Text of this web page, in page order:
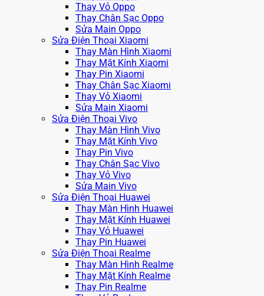
Thay Vỏ Oppo
Thay Chân Sạc Oppo
Sửa Main Oppo
Sửa Điện Thoại Xiaomi
Thay Màn Hình Xiaomi
Thay Mặt Kính Xiaomi
Thay Pin Xiaomi
Thay Chân Sạc Xiaomi
Thay Vỏ Xiaomi
Sửa Main Xiaomi
Sửa Điện Thoại Vivo
Thay Màn Hình Vivo
Thay Mặt Kính Vivo
Thay Pin Vivo
Thay Chân Sạc Vivo
Thay Vỏ Vivo
Sửa Main Vivo
Sửa Điện Thoại Huawei
Thay Màn Hình Huawei
Thay Mặt Kính Huawei
Thay Vỏ Huawei
Thay Pin Huawei
Sửa Điện Thoại Realme
Thay Màn Hình Realme
Thay Mặt Kính Realme
Thay Pin Realme